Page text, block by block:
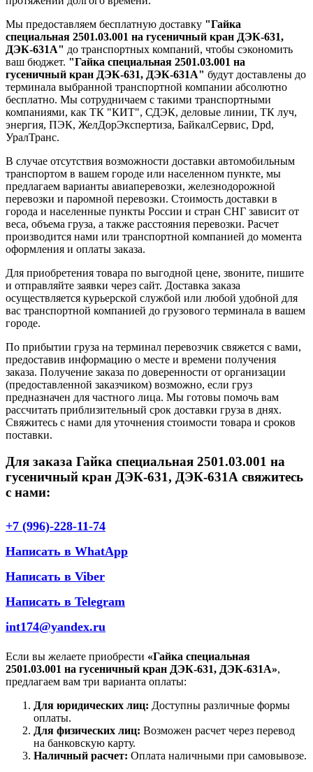
Мы предоставляем бесплатную доставку "Гайка
специальная 2501.03.001 на гусеничный кран ДЭК-631,
ДЭК-631А" до транспортных компаний, чтобы сэкономить
ваш бюджет. "Гайка специальная 2501.03.001 на
гусеничный кран ДЭК-631, ДЭК-631А" будут доставлены до
терминала выбранной транспортной компании абсолютно
бесплатно. Мы сотрудничаем с такими транспортными
компаниями, как ТК "КИТ", СДЭК, деловые линии, ТК луч,
энергия, ПЭК, ЖелДорЭкспертиза, БайкалСервис, Dpd,
УралТранс.
В случае отсутствия возможности доставки автомобильным
транспортом в вашем городе или населенном пункте, мы
предлагаем варианты авиаперевозки, железнодорожной
перевозки и паромной перевозки. Стоимость доставки в
города и населенные пункты России и стран СНГ зависит от
веса, объема груза, а также расстояния перевозки. Расчет
производится нами или транспортной компанией до момента
оформления и оплаты заказа.
Для приобретения товара по выгодной цене, звоните, пишите
и отправляйте заявки через сайт. Доставка заказа
осуществляется курьерской службой или любой удобной для
вас транспортной компанией до грузового терминала в вашем
городе.
По прибытии груза на терминал перевозчик свяжется с вами,
предоставив информацию о месте и времени получения
заказа. Получение заказа по доверенности от организации
(предоставленной заказчиком) возможно, если груз
предназначен для частного лица. Мы готовы помочь вам
рассчитать приблизительный срок доставки груза в днях.
Свяжитесь с нами для уточнения стоимости товара и сроков
поставки.
Для заказа Гайка специальная 2501.03.001 на
гусеничный кран ДЭК-631, ДЭК-631А свяжитесь
с нами:
+7 (996)-228-11-74
Написать в WhatApp
Написать в Viber
Написать в Telegram
int174@yandex.ru
Если вы желаете приобрести «Гайка специальная
2501.03.001 на гусеничный кран ДЭК-631, ДЭК-631А»,
предлагаем вам три варианта оплаты:
Для юридических лиц: Доступны различные формы
оплаты.
Для физических лиц: Возможен расчет через перевод
на банковскую карту.
Наличный расчет: Оплата наличными при самовывозе.